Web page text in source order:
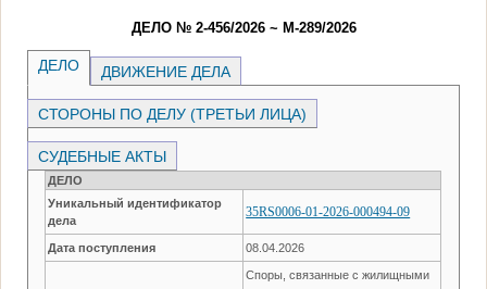
ДЕЛО № 2-456/2026 ~ М-289/2026
ДЕЛО ДВИЖЕНИЕ ДЕЛА
СТОРОНЫ ПО ДЕЛУ (ТРЕТЬИ ЛИЦА)
СУДЕБНЫЕ АКТЫ
ДЕЛО
Уникальный идентификатор
дела
35RS0006-01-2026-000494-09
Дата поступления 08.04.2026
Споры, связанные с жилищными